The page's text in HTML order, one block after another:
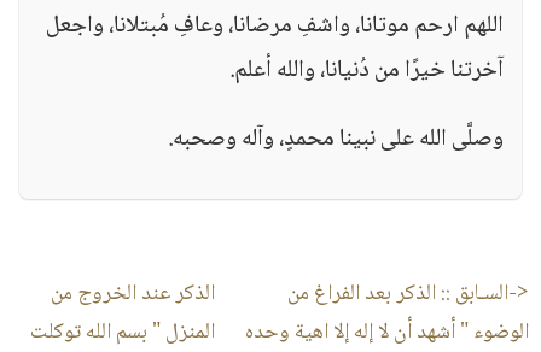
اللهم ارحم موتانا، واشفِ مرضانا، وعافِ مُبتلانا، واجعل
آخرتنا خيرًا من دُنيانا، والله أعلم.
وصلَّى الله على نبينا محمدٍ، وآله وصحبه.
<-السـابق ::الذكر بعد الفراغ من
الوضوء " أشهد أن لا إله إلا اهية وحده
الذكر عند الخروج من
المنزل " بسم الله توكلت